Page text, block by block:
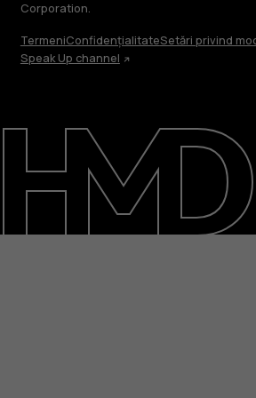
Corporation.
TermeniConfidențialitateSetări privind
Speak Up channel